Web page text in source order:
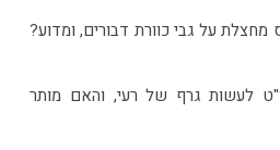
על גבי כוורת דבורים, ומדוע?
לעשות גרף של רעי, והאם מותר